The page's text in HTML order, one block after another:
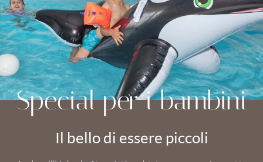
Special per i bambini
Il bello di essere piccoli